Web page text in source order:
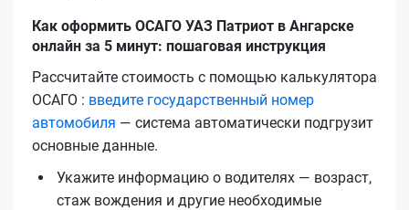
Как оформить ОСАГО УАЗ Патриот в Ангарске
онлайн за 5 минут: пошаговая инструкция
Рассчитайте стоимость с помощью калькулятора
ОСАГО : введите государственный номер
автомобиля — система автоматически подгрузит
основные данные.
Укажите информацию о водителях — возраст,
стаж вождения и другие необходимые